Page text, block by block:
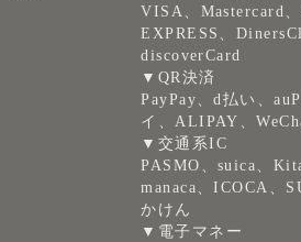
VISA、Mastercard
EXPRESS、
discoverCard
▼QR決済
PayPay、d払い、
イ、ALIPAY、
▼交通系IC
PASMO、suica、
manaca、ICOCA、
かけん
▼電子マネー